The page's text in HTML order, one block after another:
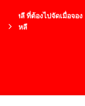
ที่ต้องไปจัดเมื่อจอง